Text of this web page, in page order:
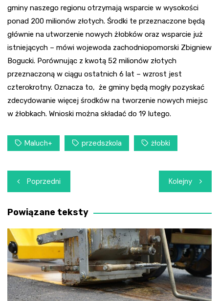
gminy naszego regionu otrzymają wsparcie w wysokości
ponad 200 milionów złotych. Środki te przeznaczone będą
głównie na utworzenie nowych żłobków oraz wsparcie już
istniejących – mówi wojewoda zachodniopomorski Zbigniew
Bogucki. Porównując z kwotą 52 milionów złotych
przeznaczoną w ciągu ostatnich 6 lat – wzrost jest
czterokrotny. Oznacza to, że gminy będą mogły pozyskać
zdecydowanie więcej środków na tworzenie nowych miejsc
w żłobkach. Wnioski można składać do 19 lutego.
Maluch+ przedszkola żłobki
Nawigacja
wpisu
Poprzedni Kolejny
Powiązane teksty